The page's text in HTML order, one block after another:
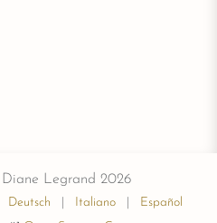
Legrand 2026
Deutsch Italiano
Español